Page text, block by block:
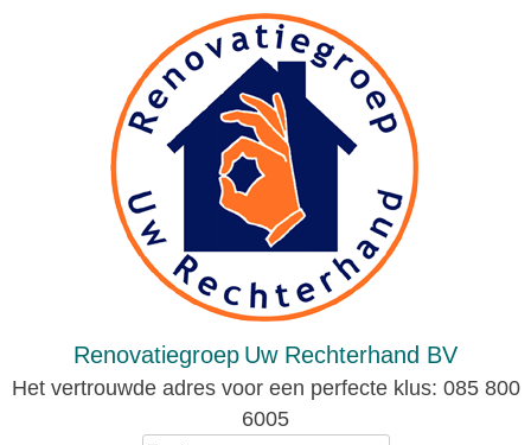
Renovatiegroep Uw Rechterhand BV
Het vertrouwde adres voor een perfecte klus: 085 800
6005